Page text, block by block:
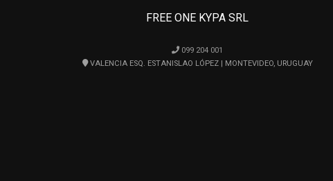
FREE ONE KYPA SRL
099 204 001
VALENCIA ESQ. ESTANISLAO LÓPEZ | MONTEVIDEO, URUGUAY